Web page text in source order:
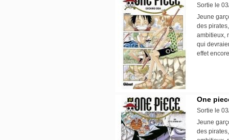
Sortie le
Jeune
des
ambitieux,
qui
effet
One
Sortie le
Jeune
des